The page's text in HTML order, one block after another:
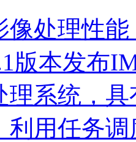
像处理性
版本发布
理系统，
利用任务